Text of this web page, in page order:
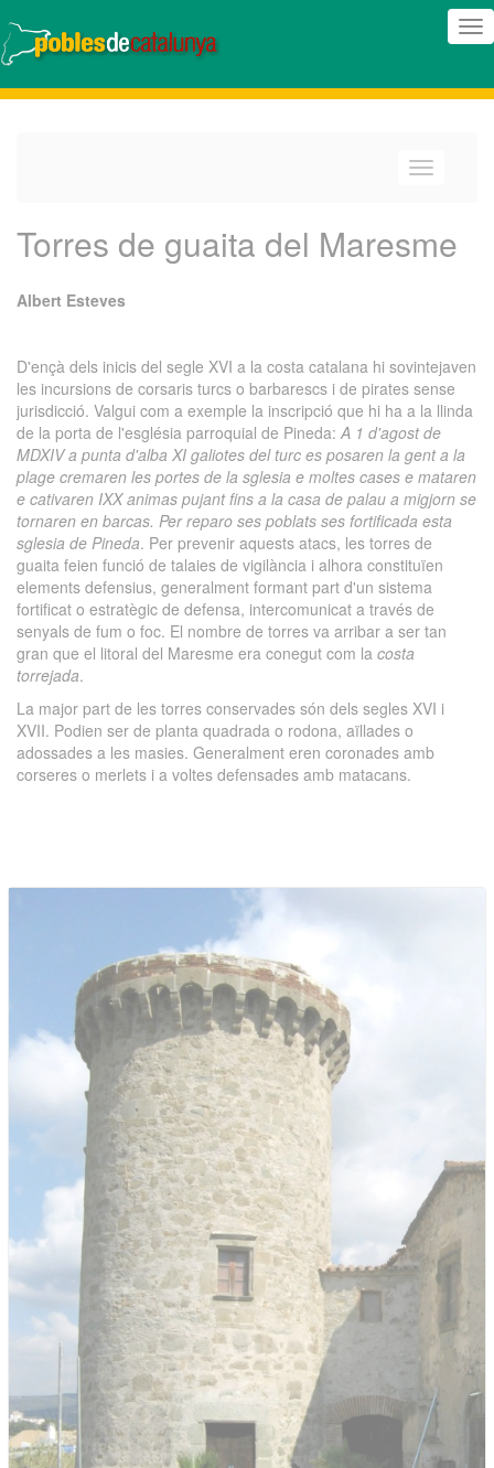
Torres de guaita del Maresme
Albert Esteves
D'ençà dels inicis del segle XVI a la costa catalana hi sovintejaven
les incursions de corsaris turcs o barbarescs i de pirates sense
jurisdicció. Valgui com a exemple la inscripció que hi ha a la llinda
de la porta de l'església parroquial de Pineda: A 1 d'agost de
MDXIV a punta d'alba XI galiotes del turc es posaren la gent a la
plage cremaren les portes de la sglesia e moltes cases e mataren
e cativaren IXX animas pujant fins a la casa de palau a migjorn se
tornaren en barcas. Per reparo ses poblats ses fortificada esta
sglesia de Pineda. Per prevenir aquests atacs, les torres de
guaita feien funció de talaies de vigilància i alhora constituïen
elements defensius, generalment formant part d'un sistema
fortificat o estratègic de defensa, intercomunicat a través de
senyals de fum o foc. El nombre de torres va arribar a ser tan
gran que el litoral del Maresme era conegut com la costa
torrejada.
La major part de les torres conservades són dels segles XVI i
XVII. Podien ser de planta quadrada o rodona, aïllades o
adossades a les masies. Generalment eren coronades amb
corseres o merlets i a voltes defensades amb matacans.